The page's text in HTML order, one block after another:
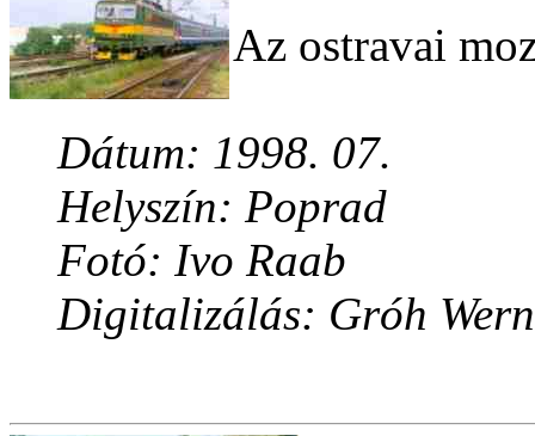
Az ostravai
Dátum: 1998. 07.
Helyszín: Poprad
Fotó: Ivo Raab
Digitalizálás: Gróh